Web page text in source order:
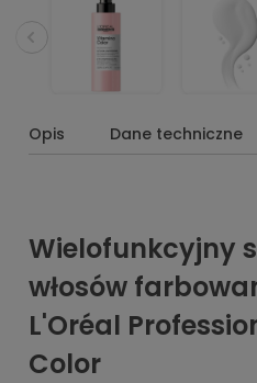
Opis Dane techniczne
Wielofunkcyjny
włosów
L'Oréal
Color